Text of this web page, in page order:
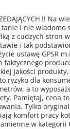
!!
i nie wiadomo
z cudzych stron
i tak
ustawę GPSR
jakości
ryzyko dla
a to
Pamiętaj, cena
Tylko
komfort pracy
w kategorii